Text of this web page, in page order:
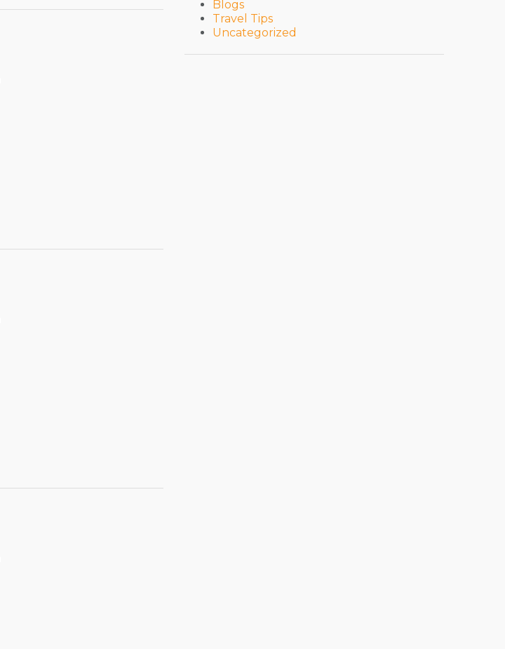
Blogs
Travel Tips
Uncategorized